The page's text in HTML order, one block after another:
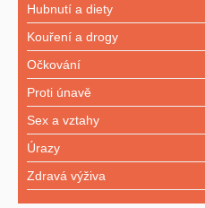
Hubnutí a diety
Kouření a drogy
Očkování
Proti únavě
Sex a vztahy
Úrazy
Zdravá výživa